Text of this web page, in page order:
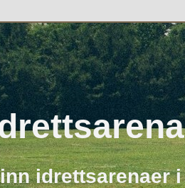
idrettsarenaer